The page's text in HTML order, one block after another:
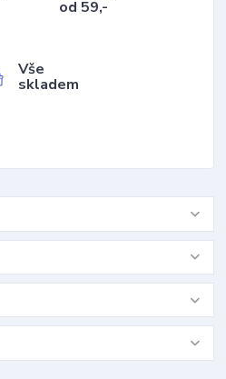
od 59,-
Vše
skladem